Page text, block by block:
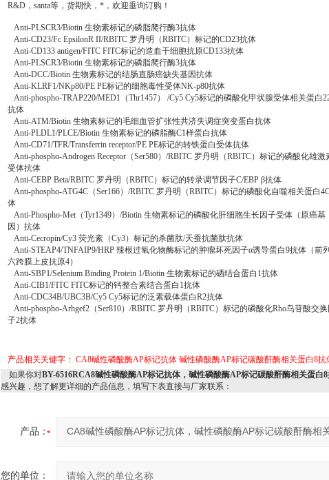
R&D，santa等，货期快，*，欢迎垂询订购！
Anti-PLSCR3/Biotin 生物素标记的磷脂爬行酶3抗体
Anti-CD23/Fc EpsilonR II/RBITC 罗丹明（RBITC）标记的CD23抗体
Anti-CD133 antigen/FITC FITC标记的造血干细胞抗原CD133抗体
Anti-PLSCR3/Biotin 生物素标记的磷脂爬行酶3抗体
Anti-DCC/Biotin 生物素标记的结肠直肠癌缺失基因抗体
Anti-KLRF1/NKp80/PE PE标记的细胞毒性受体NK-p80抗体
Anti-phospho-TRAP220/MED1（Thr1457） /Cy5 Cy5标记的磷酸化甲状腺受体相关蛋白
抗体
Anti-ATM/Biotin 生物素标记的毛细血管扩张性共济失调症突变蛋白抗体
Anti-PLDL1/PLCE/Biotin 生物素标记的磷脂酶C1样蛋白抗体
Anti-CD71/TFR/Transferrin receptor/PE PE标记的转铁蛋白受体抗体
Anti-phospho-Androgen Receptor（Ser580）/RBITC 罗丹明（RBITC）标记的磷酸化雄激
受体抗体
Anti-CEBP Beta/RBITC 罗丹明（RBITC）标记的转录调节因子C/EBP β抗体
Anti-phospho-ATG4C（Ser166）/RBITC 罗丹明（RBITC）标记的磷酸化自噬相关蛋白
体
Anti-Phospho-Met（Tyr1349）/Biotin 生物素标记的磷酸化肝细胞生长因子受体（原癌基
因）抗体
Anti-Cecropin/Cy3 荧光素（Cy3）标记的杀菌肽/天蚕抗菌肽抗体
Anti-STEAP4/TNFAIP9/HRP 辣根过氧化物酶标记的肿瘤坏死因子α诱导蛋白9抗体（前
六跨膜上皮抗原4）
Anti-SBP1/Selenium Binding Protein 1/Biotin 生物素标记的硒结合蛋白1抗体
Anti-CIB1/FITC FITC标记的钙整合素结合蛋白1抗体
Anti-CDC34B/UBC3B/Cy5 Cy5标记的泛素载体蛋白R2抗体
Anti-phospho-Arhgef2（Ser810）/RBITC 罗丹明（RBITC）标记的磷酸化Rho鸟苷酸交换
子2抗体
产品相关关键字： CA8碱性磷酸酶AP标记抗体 碱性磷酸酶AP标记碳酸酐酶相关蛋白8抗
如果你对BY-6516RCA8碱性磷酸酶AP标记抗体，碱性磷酸酶AP标记碳酸酐酶相关蛋白
感兴趣，想了解更详细的产品信息，填写下表直接与厂家联系：
产品：
您的单位：